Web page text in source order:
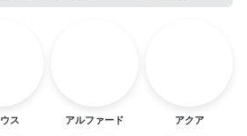
ス アルファード アクア